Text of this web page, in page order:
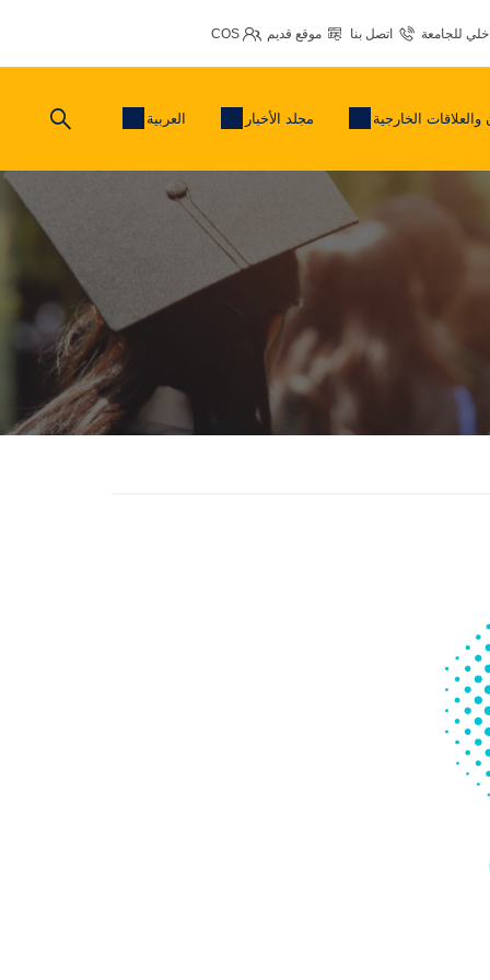
للجامعة اتصل بنا موقع قديم COS
والعلاقات الخارجية مجلد الأخبار العربية